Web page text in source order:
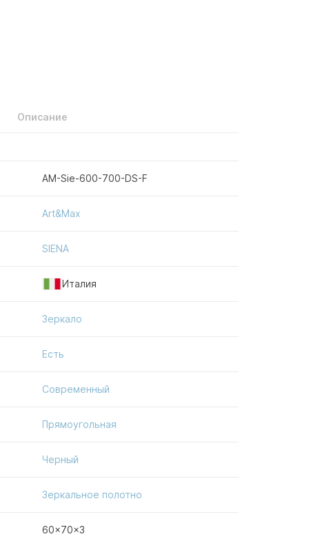
Описание
AM-Sie-600-700-DS-F
Art&Max
SIENA
Италия
Зеркало
Есть
Современный
Прямоугольная
Черный
Зеркальное полотно
60x70x3